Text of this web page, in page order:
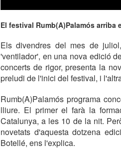
El festival Rumb(A)Palamós
Els divendres del mes de
'ventilador', en una nova edició
concerts de rigor, presenta la
preludi de l'inici del festival, i
Rumb(A)Palamós programa
lliure. El primer el farà la
Catalunya, a les 10 de la nit.
novetats d'aquesta dotzena
Botellé, ens l'explica.